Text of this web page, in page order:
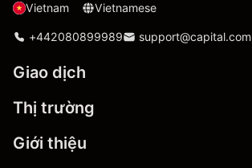
Vietnam Vietnamese
+442080899989 support@capital.com
Giao dịch
Thị trường
Giới thiệu